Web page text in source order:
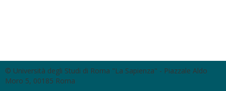
© Università degli Studi di Roma "La Sapienza" - Piazzale Aldo
Moro 5, 00185 Roma